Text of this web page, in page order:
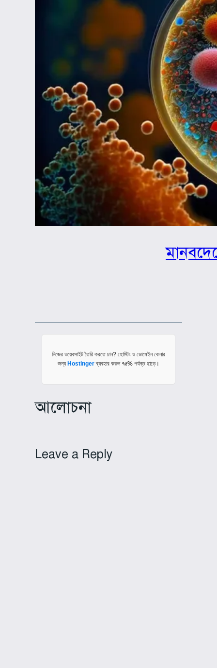
নিজের ওয়েবসাইট তৈরি করতে চান? হোস্টিং ও ডোমেইন কেনার
জন্যHostingerব্যবহার করুন ৭৫% পর্যন্ত ছাড়ে।
আলোচনা
Leave a Reply